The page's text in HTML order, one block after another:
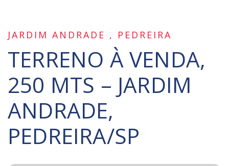
JARDIM ANDRADE , PEDREIRA
TERRENO À VENDA,
250 MTS – JARDIM
ANDRADE,
PEDREIRA/SP